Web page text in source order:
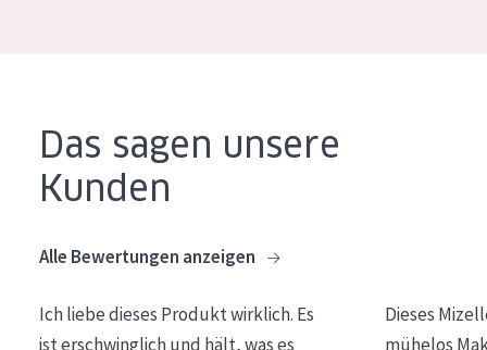
Das sagen unsere
Kunden
Alle Bewertungen anzeigen
Ich liebe dieses Produkt wirklich. Es
ist erschwinglich und hält, was es
Dieses
mühelos